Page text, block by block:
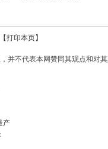
【打印本页】
并不代表本网赞同其观点和对
产